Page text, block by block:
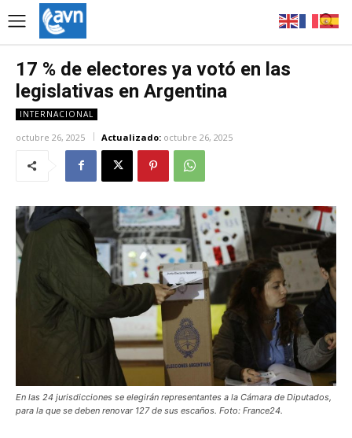
17 % de electores ya votó en las
legislativas en Argentina
INTERNACIONAL
octubre 26, 2025 Actualizado: octubre 26, 2025
En las 24 jurisdicciones se elegirán representantes a la Cámara de Diputados,
para la que se deben renovar 127 de sus escaños. Foto: France24.